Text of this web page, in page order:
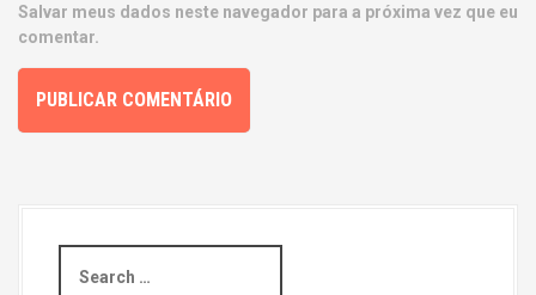
Salvar meus dados neste navegador para a próxima vez que eu
comentar.